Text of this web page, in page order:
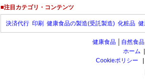
■注目カテゴリ・コンテンツ
決済代行 印刷 健康食品の製造(受託製造) 化粧品
健康食品 自然食品
ホーム
Cookieポリシー